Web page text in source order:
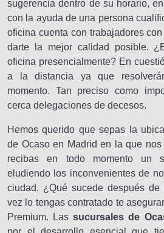
sugerencia dentro de su horario,
con la ayuda de una persona
oficina cuenta con trabajadores
darte la mejor calidad posible.
oficina presencialmente? En
a la distancia ya que
momento. Tan preciso como
cerca delegaciones de decesos.
Hemos querido que sepas la
de Ocaso en Madrid en la que
recibas en todo momento un
eludiendo los inconvenientes de
ciudad. ¿Qué sucede después
vez lo tengas contratado te
Premium. Lassucursales de